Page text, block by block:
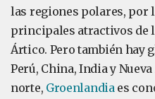
las regiones polares, por
principales atractivos de
Ártico. Pero también hay
Perú, China, India y
norte, Groenlandiaes